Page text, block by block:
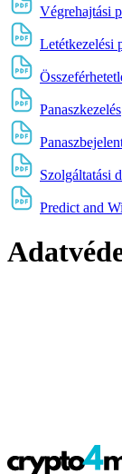
Végrehajtási
Letétkezelési
Panaszkezelés
Szolgáltatási
Predict and